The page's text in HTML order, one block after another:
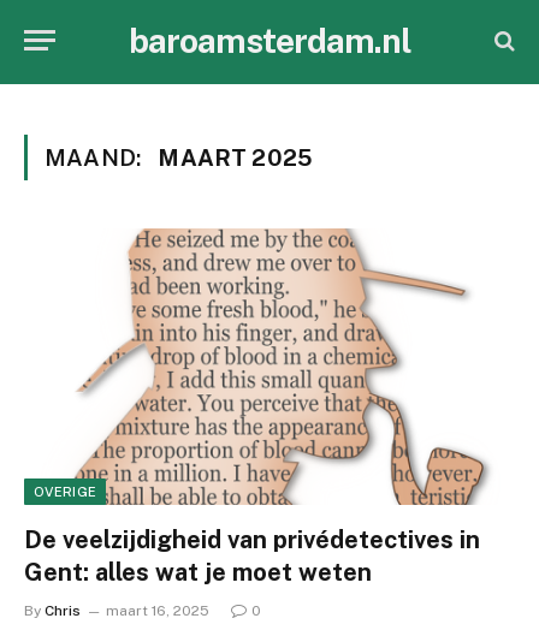
baroamsterdam.nl
MAAND: MAART 2025
OVERIGE
De veelzijdigheid van privédetectives in
Gent: alles wat je moet weten
By Chris maart 16, 2025 0